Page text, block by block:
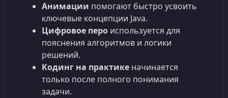
Анимации помогают быстро усвоить
ключевые концепции Java.
Цифровое перо используется для
пояснения алгоритмов и логики
решений.
Кодинг на практике начинается
только после полного понимания
задачи.